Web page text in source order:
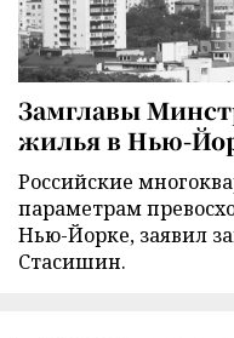
Замглавы
жилья в Нью-
Российские
параметрам
Нью-Йорке, заявил
Стасишин.